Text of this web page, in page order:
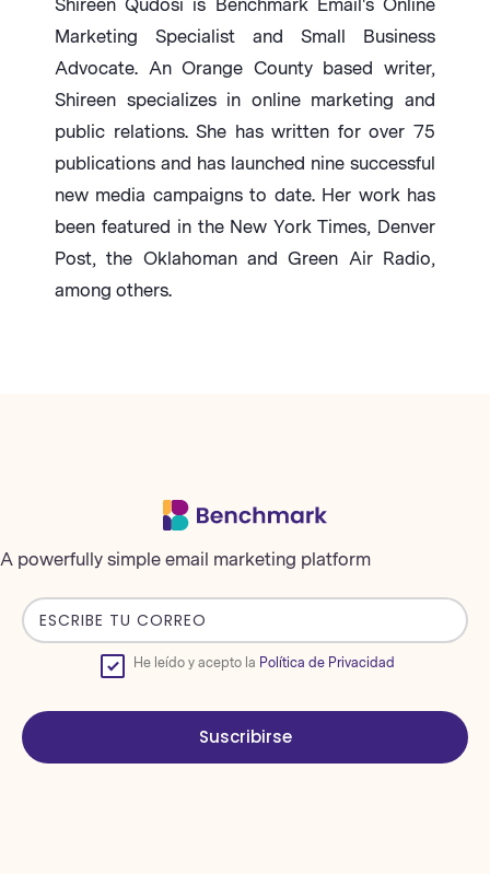
Shireen Qudosi is Benchmark Email's Online
Marketing Specialist and Small Business
Advocate. An Orange County based writer,
Shireen specializes in online marketing and
public relations. She has written for over 75
publications and has launched nine successful
new media campaigns to date. Her work has
been featured in the New York Times, Denver
Post, the Oklahoman and Green Air Radio,
among others.
A powerfully simple email marketing platform
He leído y acepto la Política de Privacidad
Suscribirse